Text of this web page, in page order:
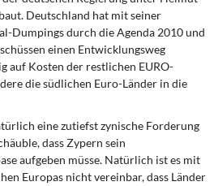
Deutschland hat mit seiner
Dumpings durch die Agenda 2010 und
einen Entwicklungsweg
auf Kosten der restlichen EURO-
die südlichen Euro-Länder in die
eine zutiefst zynische Forderung
dass Zypern sein
aufgeben müsse. Natürlich ist es mit
Europas nicht vereinbar, dass Länder